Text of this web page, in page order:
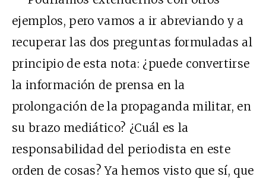
ejemplos, pero vamos a ir abreviando y a
recuperar las dos preguntas formuladas al
principio de esta nota: ¿puede convertirse
la información de prensa en la
prolongación de la propaganda militar, en
su brazo mediático? ¿Cuál es la
responsabilidad del periodista en este
orden de cosas? Ya hemos visto que sí, que